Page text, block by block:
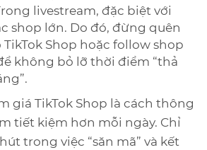
Trong livestream, đặc biệt với
shop lớn. Do đó, đừng quên
Shop hoặc follow shop
không bỏ lỡ thời điểm “thả
giá TikTok Shop là cách thông
tiết kiệm hơn mỗi ngày. Chỉ
trong việc “săn mã” và kết